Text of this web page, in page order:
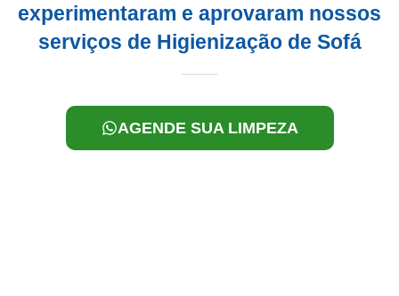
experimentaram e aprovaram nossos
serviços de Higienização de Sofá
AGENDE SUA LIMPEZA